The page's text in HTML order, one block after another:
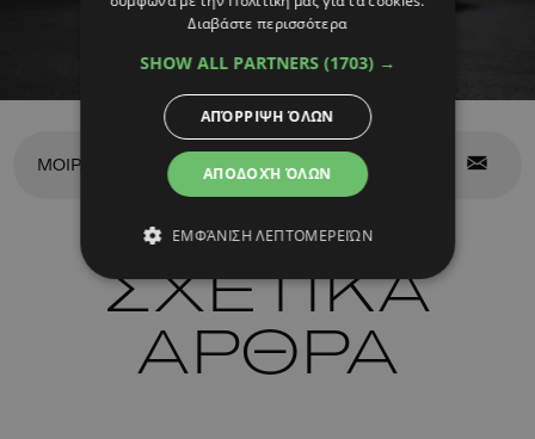
ΜΟΙΡΑΣΤΕΙΤΕ ΤΟ
ΣΧΕΤΙΚΑ
ΑΡΘΡΑ
Διαβάστε περισσότερα
SHOW ALL PARTNERS (1703) →
ΑΠΟΔΟΧΉ ΌΛΩΝ
ΑΠΌΡΡΙΨΗ ΌΛΩΝ
ΕΜΦΆΝΙΣΗ ΛΕΠΤΟΜΕΡΕΙΏΝ